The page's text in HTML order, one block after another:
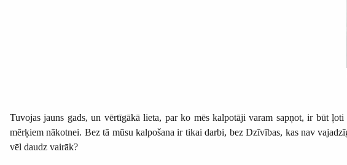
Tuvojas jauns gads, un vērtīgākā lieta, par ko mēs kalpotāji varam sapņot, ir būt
mērķiem nākotnei. Bez tā mūsu kalpošana ir tikai darbi, bez Dzīvības, kas nav
vēl daudz vairāk?